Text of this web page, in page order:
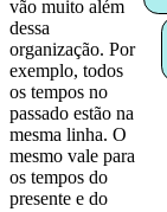
vão muito além
dessa
organização. Por
exemplo, todos
os tempos no
passado estão na
mesma linha. O
mesmo vale para
os tempos do
presente e do